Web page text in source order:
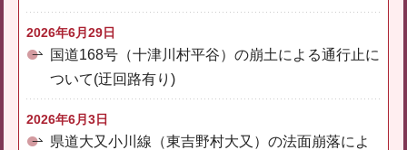
2026年6月29日
国道168号（十津川村平谷）の崩土による通行止に
ついて(迂回路有り)
2026年6月3日
県道大又小川線（東吉野村大又）の法面崩落によ